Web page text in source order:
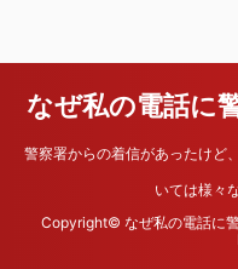
なぜ私の電話に
警察署からの着信があったけど
いては様々
Copyright© なぜ私の電話に